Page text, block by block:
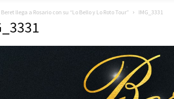
Beret llega a Rosario con su “Lo Bello y Lo Roto Tour” IMG_3331